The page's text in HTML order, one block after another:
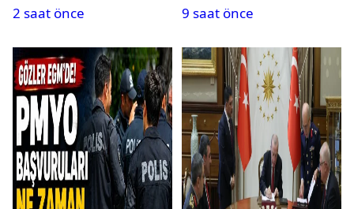
2 saat önce
Karapınar hakkında
ortaya çıktı
9 saat önce